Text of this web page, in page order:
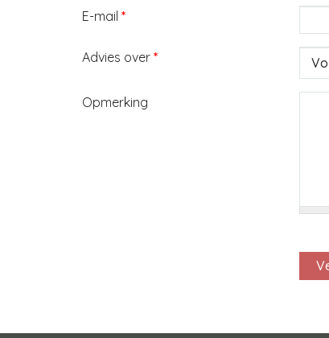
E-mail *
Advies over *
Opmerking